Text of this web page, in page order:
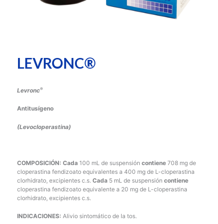
LEVRONC®
Levronc®
Antitusígeno
(Levocloperastina)
COMPOSICIÓN: Cada 100 mL de suspensión contiene 708 mg de
cloperastina fendizoato equivalentes a 400 mg de L-cloperastina
clorhidrato, excipientes c.s. Cada 5 mL de suspensión contiene
cloperastina fendizoato equivalente a 20 mg de L-cloperastina
clorhidrato, excipientes c.s.
INDICACIONES: Alivio sintomático de la tos.